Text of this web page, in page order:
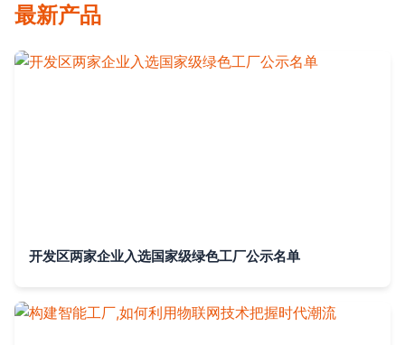
最新产品
开发区两家企业入选国家级绿色工厂公示名单